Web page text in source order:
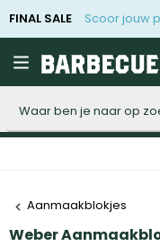
FINAL SALE Scoor jouw
Aanmaakblokjes
Weber